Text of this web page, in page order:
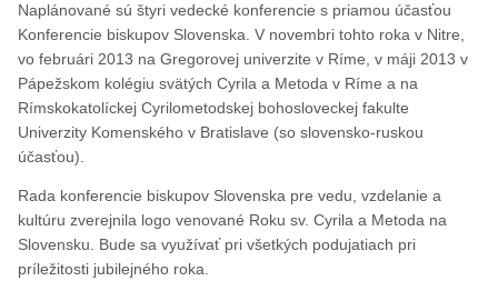
Naplánované sú štyri vedecké konferencie s priamou účasťou
Konferencie biskupov Slovenska. V novembri tohto roka v Nitre,
vo februári 2013 na Gregorovej univerzite v Ríme, v máji 2013 v
Pápežskom kolégiu svätých Cyrila a Metoda v Ríme a na
Rímskokatolíckej Cyrilometodskej bohosloveckej fakulte
Univerzity Komenského v Bratislave (so slovensko-ruskou
účasťou).
Rada konferencie biskupov Slovenska pre vedu, vzdelanie a
kultúru zverejnila logo venované Roku sv. Cyrila a Metoda na
Slovensku. Bude sa využívať pri všetkých podujatiach pri
príležitosti jubilejného roka.